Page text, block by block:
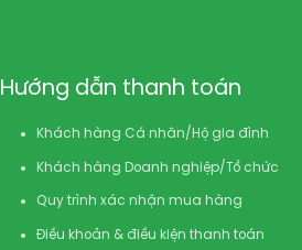
Hướng dẫn thanh toán
Khách hàng Cá nhân/Hộ gia đình
Khách hàng Doanh nghiệp/Tổ chức
Quy trình xác nhận mua hàng
Điều khoản & điều kiện thanh toán